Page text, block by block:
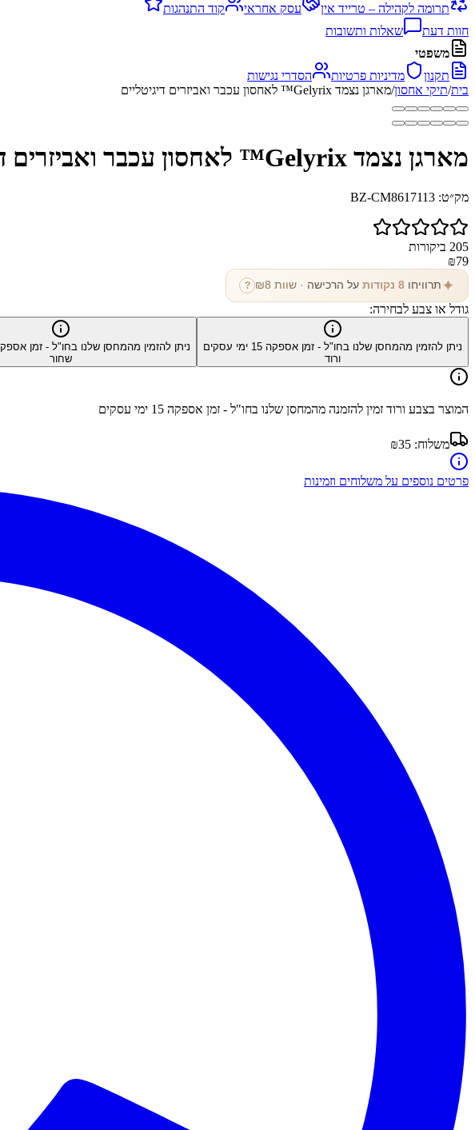
תרומה לקהילה – טרייד אין
עסק אחראי
קוד התנהגות
חוות דעת
שאלות ותשובות
משפטי
תקנון
מדיניות פרטיות
הסדרי נגישות
בית/תיקי אחסון/מארגן נצמד Gelyrix™ לאחסון עכבר ואביזרים דיגיטליים
מארגן נצמד Gelyrix™ לאחסון עכבר ואביזרים דיגיטליים
מק״ט: BZ-CM8617113
205 ביקורות
₪79
✦ תרוויחו 8 נקודות על הרכישה · שוות ₪ 8
?
גודל או צבע לבחירה:
ניתן להזמין מהמחסן שלנו בחו"ל - זמן אספקה 15 ימי עסקים
ורוד
ניתן להזמין מהמחסן שלנו בחו"ל - זמן
שחור
המוצר בצבע ורוד זמין להזמנה מהמחסן שלנו בחו"ל - זמן אספקה 15 ימי עסקים
משלוח: ₪35
פרטים נוספים על משלוחים וזמינות